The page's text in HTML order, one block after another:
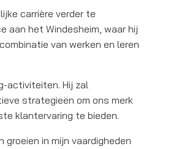
carrière verder te
aan het Windesheim, waar hij
van werken en leren
activiteiten. Hij zal
strategieën om ons merk
klantervaring te bieden.
in mijn vaardigheden